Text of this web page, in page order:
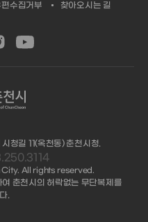
수집거부 찾아오시는 길
청길 11(옥천동) 춘천시청.
All rights reserved.
춘천시의 허락없는 무단복제를
.